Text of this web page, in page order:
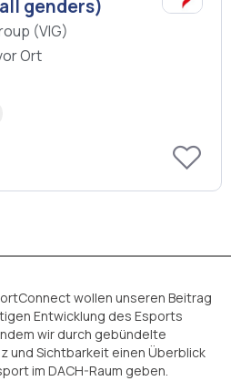
genders)
(VIG)
Ort
wollen unseren Beitrag
Entwicklung des Esports
wir durch gebündelte
und Sichtbarkeit einen Überblick
im DACH-Raum geben.